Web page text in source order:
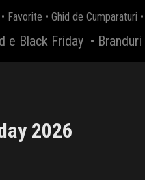
• Favorite • Ghid de Cumparaturi •
e Black Friday • Branduri
2026